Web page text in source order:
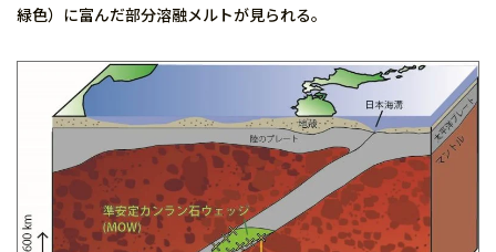
緑色）に富んだ部分溶融メルトが見られる。